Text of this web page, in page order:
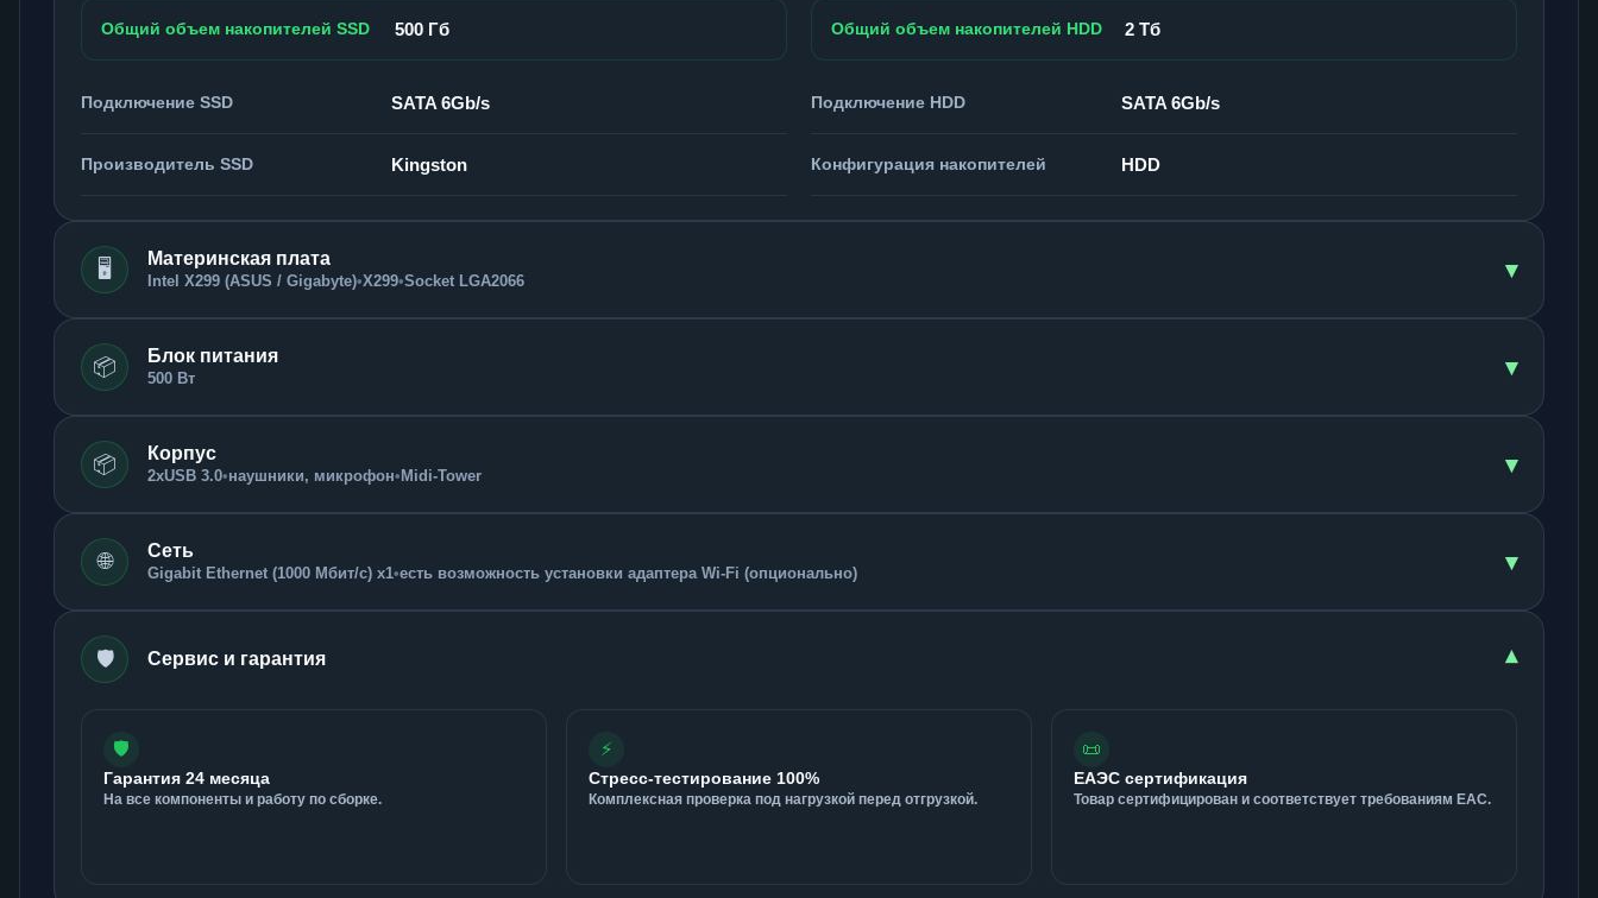
Общий объем накопителей SSD 500 Гб Общий объем накопителей HDD 2 Тб
Подключение SSD SATA 6Gb/s Подключение HDD SATA 6Gb/s
Производитель SSD Kingston Конфигурация накопителей HDD
🖥️ Материнская плата
Intel X299 (ASUS / Gigabyte)•X299•Socket LGA2066 ▾
📦 Блок питания
500 Вт ▾
📦 Корпус
2xUSB 3.0•наушники, микрофон• Midi-Tower ▾
🌐 Сеть
Gigabit Ethernet (1000 Мбит/с) x1•есть возможность установки адаптера Wi-Fi (опционально) ▾
🛡️ Сервис и гарантия ▾
🛡️
Гарантия 24 месяца
На все компоненты и работу по сборке.
⚡
Стресс-тестирование 100%
Комплексная проверка под нагрузкой перед отгрузкой.
📜
ЕАЭС сертификация
Товар сертифицирован и соответствует требованиям ЕАС.